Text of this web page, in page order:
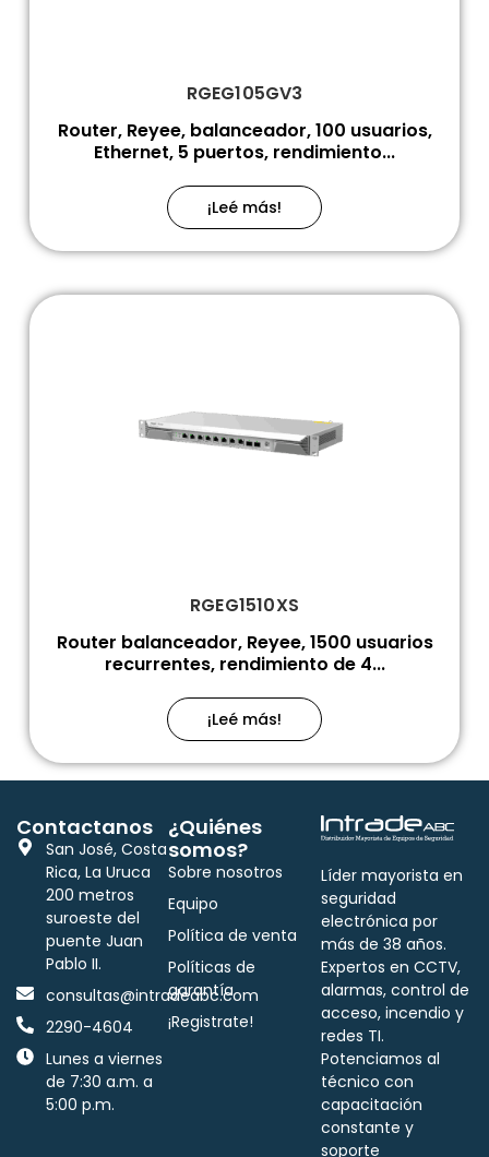
RGEG105GV3
Router, Reyee, balanceador, 100 usuarios,
Ethernet, 5 puertos, rendimiento...
¡Leé más!
RGEG1510XS
Router balanceador, Reyee, 1500 usuarios
recurrentes, rendimiento de 4...
¡Leé más!
Líder mayorista en
seguridad
electrónica por
más de 38 años.
Expertos en CCTV,
alarmas, control de
acceso, incendio y
redes TI.
Potenciamos al
técnico con
capacitación
constante y
soporte
¿Quiénes
somos?
Sobre nosotros
Equipo
Política de venta
Políticas de
garantía
¡Registrate!
Contactanos
San José, Costa
Rica, La Uruca
200 metros
suroeste del
puente Juan
Pablo II.
consultas@intradeabc.com
2290-4604
Lunes a viernes
de 7:30 a.m. a
5:00 p.m.